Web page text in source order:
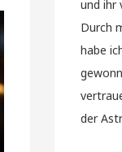
und ihr
Durch
habe
der